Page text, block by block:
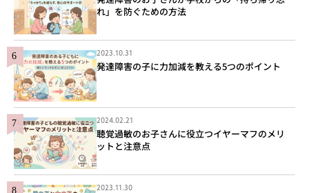
れ」を防ぐための方法
2023.10.31
発達障害の子に力加減を教える5つのポイント
2024.02.21
聴覚過敏のお子さんに役立つイヤーマフのメリ
ットと注意点
2023.11.30